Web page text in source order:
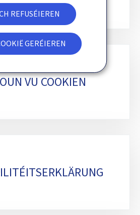
REFUSÉIEREN
GERÉIEREN
VU COOKIEN